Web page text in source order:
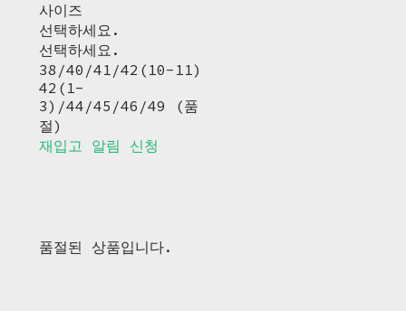
사이즈
선택하세요.
선택하세요.
38/40/41/42(10-11)
42(1-
3)/44/45/46/49 (품
절)
재입고 알림 신청
품절된 상품입니다.